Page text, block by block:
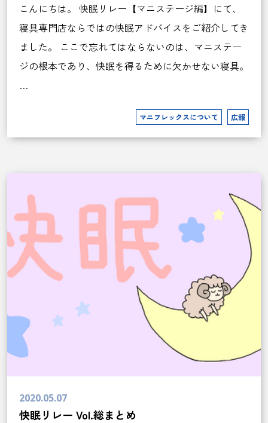
こんにちは。 快眠リレー【マニステージ編】にて、
寝具専門店ならではの快眠アドバイスをご紹介してき
ました。 ここで忘れてはならないのは、マニステー
ジの根本であり、快眠を得るために欠かせない寝具。
…
マニフレックスについて 広報
2020.05.07
快眠リレー Vol.総まとめ